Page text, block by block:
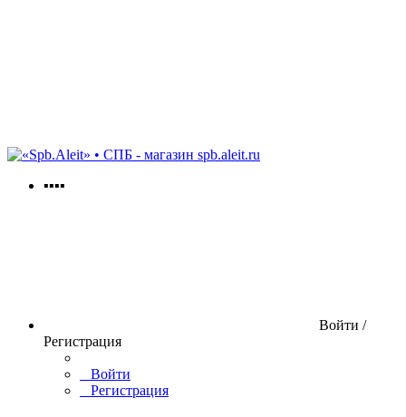
spb.aleit.ru
▪▪▪▪
Войти /
Регистрация
Войти
Регистрация